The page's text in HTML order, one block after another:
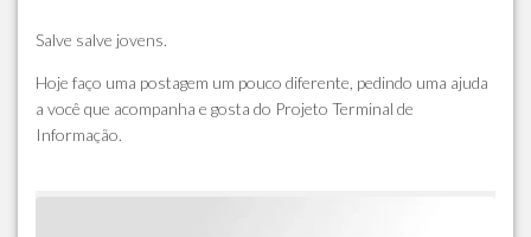
Salve salve jovens.
Hoje faço uma postagem um pouco diferente, pedindo uma ajuda
a você que acompanha e gosta do Projeto Terminal de
Informação.